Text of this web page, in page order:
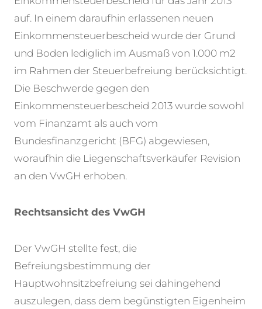
auf. In einem daraufhin erlassenen neuen
Einkommensteuerbescheid wurde der Grund
und Boden lediglich im Ausmaß von 1.000 m2
im Rahmen der Steuerbefreiung berücksichtigt.
Die Beschwerde gegen den
Einkommensteuerbescheid 2013 wurde sowohl
vom Finanzamt als auch vom
Bundesfinanzgericht (BFG) abgewiesen,
woraufhin die Liegenschaftsverkäufer Revision
an den VwGH erhoben.
Rechtsansicht des VwGH
Der VwGH stellte fest, die
Befreiungsbestimmung der
Hauptwohnsitzbefreiung sei dahingehend
auszulegen, dass dem begünstigten Eigenheim